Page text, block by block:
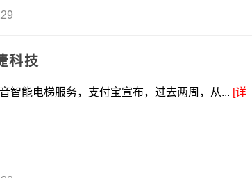
科技
电梯服务，支付宝宣布，过去两周，从... [详